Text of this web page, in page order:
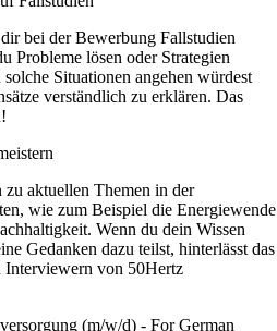
bei der Bewerbung Fallstudien
Probleme lösen oder Strategien
Situationen angehen würdest
verständlich zu erklären. Das
aktuellen Themen in der
wie zum Beispiel die Energiewende
Wenn du dein Wissen
Gedanken dazu teilst, hinterlässt das
Interviewern von 50Hertz
(m/w/d) - For German